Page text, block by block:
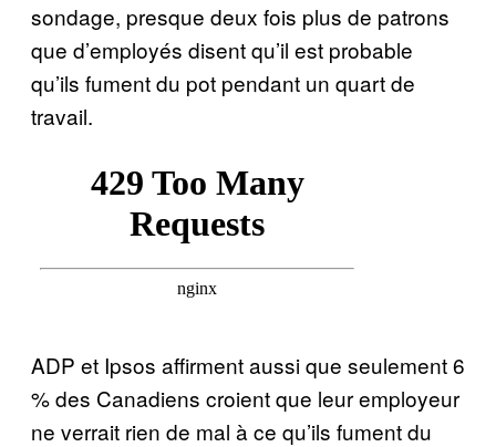
sondage, presque deux fois plus de patrons
que d’employés disent qu’il est probable
qu’ils fument du pot pendant un quart de
travail.
ADP et Ipsos affirment aussi que seulement 6
% des Canadiens croient que leur employeur
ne verrait rien de mal à ce qu’ils fument du